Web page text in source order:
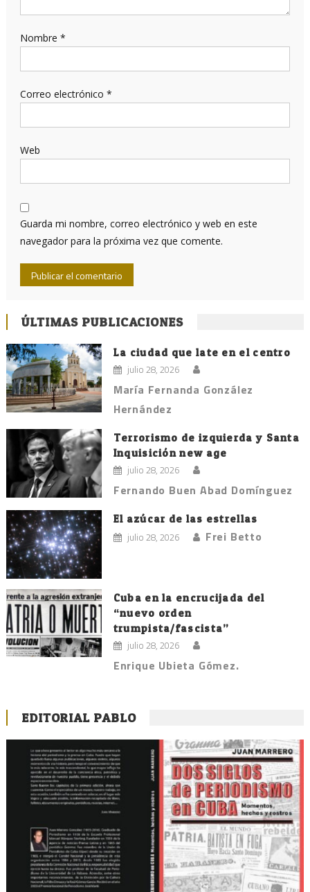
Nombre *
Correo electrónico *
Web
Guarda mi nombre, correo electrónico y web en este
navegador para la próxima vez que comente.
ÚLTIMAS PUBLICACIONES
La ciudad que late en el centro
julio 28, 2026
María Fernanda González
Hernández
Terrorismo de izquierda y Santa
Inquisición new age
julio 28, 2026
Fernando Buen Abad Domínguez
El azúcar de las estrellas
julio 28, 2026 Frei Betto
Cuba en la encrucijada del
“nuevo orden
trumpista/fascista”
julio 28, 2026
Enrique Ubieta Gómez.
EDITORIAL PABLO